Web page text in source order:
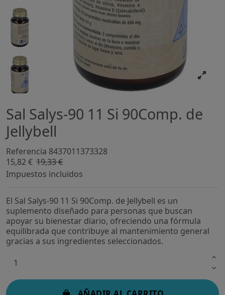
Sal Salys-90 11 Si 90Comp. de
Jellybell
Referencia 8437011373328
15,82 € 19,33 €
Impuestos incluidos
El Sal Salys-90 11 Si 90Comp. de Jellybell es un
suplemento diseñado para personas que buscan
apoyar su bienestar diario, ofreciendo una fórmula
equilibrada que contribuye al mantenimiento general
gracias a sus ingredientes seleccionados.